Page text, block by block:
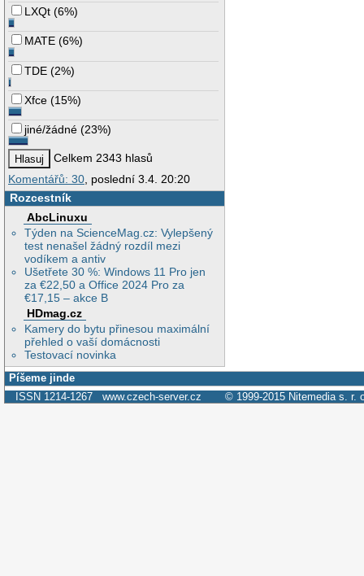
LXQt (6%)
MATE (6%)
TDE (2%)
Xfce (15%)
jiné/žádné (23%)
Celkem 2343 hlasů
Komentářů: 30 , poslední 3.4. 20:20
Rozcestník
AbcLinuxu
Týden na ScienceMag.cz: Vylepšený
test nenašel žádný rozdíl mezi
vodíkem a antiv
Ušetřete 30 %: Windows 11 Pro jen
za €22,50 a Office 2024 Pro za
€17,15 – akce B
HDmag.cz
Kamery do bytu přinesou maximální
přehled o vaší domácnosti
Testovací novinka
Píšeme jinde
ISSN 1214-1267 www.czech-server.cz © 1999-2015 Nitemedia s. r.